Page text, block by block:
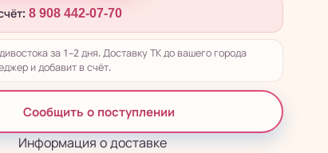
8 908 442-07-70
за 1–2 дня. Доставку ТК до вашего города
и добавит в счёт.
Сообщить о поступлении
Информация о доставке